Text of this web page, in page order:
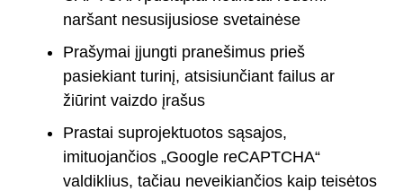
naršant nesusijusiose svetainėse
Prašymai įjungti pranešimus prieš
pasiekiant turinį, atsisiunčiant failus ar
žiūrint vaizdo įrašus
Prastai suprojektuotos sąsajos,
imituojančios „Google reCAPTCHA“
valdiklius, tačiau neveikiančios kaip teisėtos